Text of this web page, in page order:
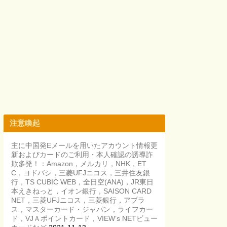
注意喚起
主に中国発Eメールを用いたアカウント情報更
新およびカードのご利用・本人確認の誘導詐
欺多発！：Amazon，メルカリ，NHK，ET
C，ヨドバシ，三菱UFJニコス，三井住友銀
行，TS CUBIC WEB，全日空(ANA)，JR東日
本えきねっと，イオン銀行，SAISON CARD
NET，三菱UFJニコス，三菱銀行，アプラ
ス，マスターカード・ジャパン，ライフカー
ド，VJＡポイントカード，VIEW’s NETビュー